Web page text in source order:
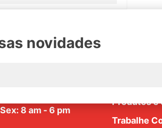
novidades
8 am - 6 pm
Produtos e
Trabalhe